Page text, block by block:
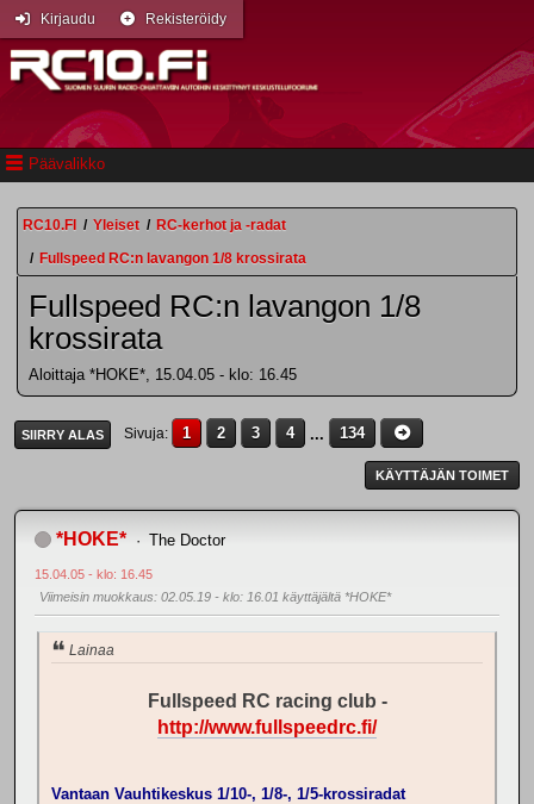
Päävalikko
Kirjaudu Rekisteröidy
RC10.FI / Yleiset / RC-kerhot ja -radat
/ Fullspeed RC:n lavangon 1/8 krossirata
Fullspeed RC:n lavangon 1/8
krossirata
Aloittaja *HOKE*, 15.04.05 - klo: 16.45
SIIRRY ALAS Sivuja 1 2 3 4 ... 134
KÄYTTÄJÄN TOIMET
*HOKE* The Doctor
15.04.05 - klo: 16.45
Viimeisin muokkaus: 02.05.19 - klo: 16.01 käyttäjältä *HOKE*
Lainaa
Fullspeed RC racing club -
http://www.fullspeedrc.fi/
Vantaan Vauhtikeskus 1/10-, 1/8-, 1/5-krossiradat